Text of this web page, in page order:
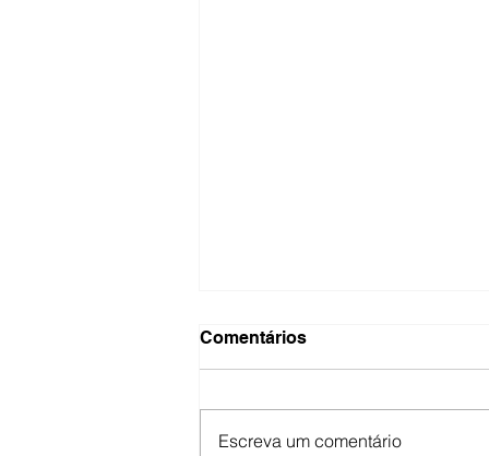
Comentários
Escreva um comentário